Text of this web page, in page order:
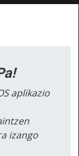
aplikazio
izango